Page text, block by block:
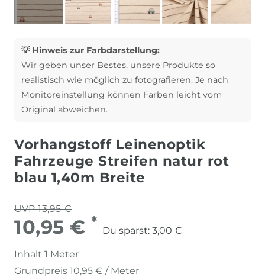
💡 Hinweis zur Farbdarstellung:
Wir geben unser Bestes, unsere Produkte so
realistisch wie möglich zu fotografieren. Je nach
Monitoreinstellung können Farben leicht vom
Original abweichen.
Vorhangstoff Leinenoptik
Fahrzeuge Streifen natur rot
blau 1,40m Breite
UVP 13,95 €
10,95 € *
Du sparst: 3,00 €
Inhalt 1 Meter
Grundpreis 10,95 € / Meter